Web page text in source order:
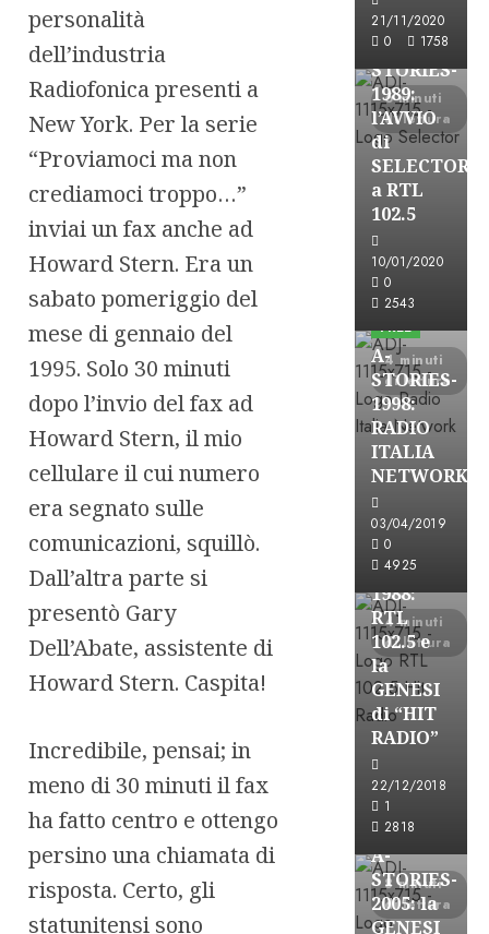
personalità
dell’industria
Radiofonica presenti a
New York. Per la serie
“Proviamoci ma non
crediamoci troppo…”
inviai un fax anche ad
Howard Stern. Era un
sabato pomeriggio del
mese di gennaio del
1995. Solo 30 minuti
dopo l’invio del fax ad
Howard Stern, il mio
cellulare il cui numero
era segnato sulle
comunicazioni, squillò.
Dall’altra parte si
presentò Gary
Dell’Abate, assistente di
Howard Stern. Caspita!
Incredibile, pensai; in
meno di 30 minuti il fax
ha fatto centro e ottengo
persino una chiamata di
risposta. Certo, gli
statunitensi sono
21/11/2020
0
1758
6 minuti
di lettura
FREE
A-
STORIES-
1989:
l’AVVIO
di
SELECTOR
a RTL
102.5
10/01/2020
0
2543
4 minuti
di lettura
A-Stories
Formazione
FREE
A-
STORIES-
1998:
RADIO
ITALIA
NETWORK
03/04/2019
0
4925
4 minuti
di lettura
A-Stories
FREE
A-
STORIES-
1988:
RTL
102.5 e
la
GENESI
di “HIT
RADIO”
22/12/2018
1
2818
8 minuti
di lettura
Formazione
FREE
A-
STORIES-
2005: la
GENESI